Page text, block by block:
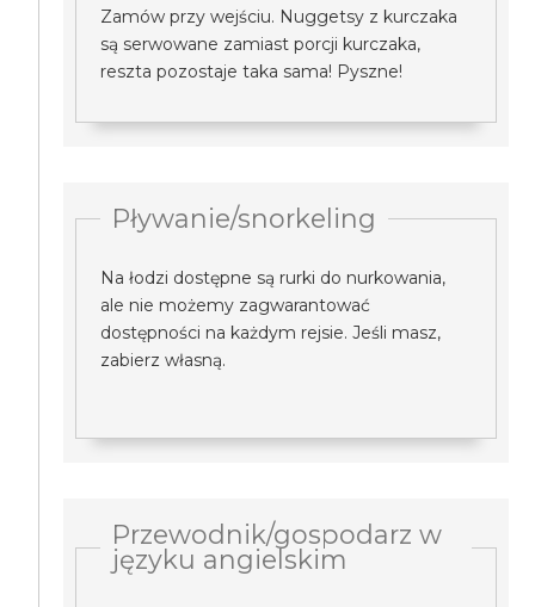
Zamów przy wejściu. Nuggetsy z kurczaka
są serwowane zamiast porcji kurczaka,
reszta pozostaje taka sama! Pyszne!
Pływanie/snorkeling
Na łodzi dostępne są rurki do nurkowania,
ale nie możemy zagwarantować
dostępności na każdym rejsie. Jeśli masz,
zabierz własną.
Przewodnik/gospodarz w
języku angielskim